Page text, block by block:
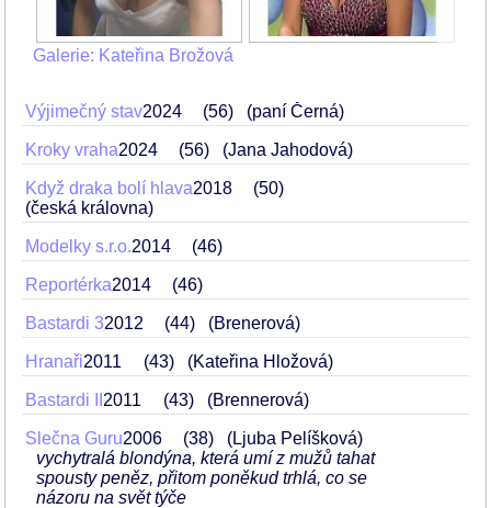
Galerie: Kateřina Brožová
Výjimečný stav2024 56 (paní Černá)
Kroky vraha2024 56 (Jana Jahodová)
Když draka bolí hlava2018
50
(česká královna)
Modelky s.r.o.2014 46
Reportérka2014 46
Bastardi 32012 44 (Brenerová)
Hranaři2011 43 (Kateřina Hložová)
Bastardi II 2011 43 (Brennerová)
Slečna Guru2006 38
(Ljuba Pelíšková)
vychytralá blondýna, která umí z mužů tahat
spousty peněz, přitom poněkud trhlá, co se
názoru na svět týče